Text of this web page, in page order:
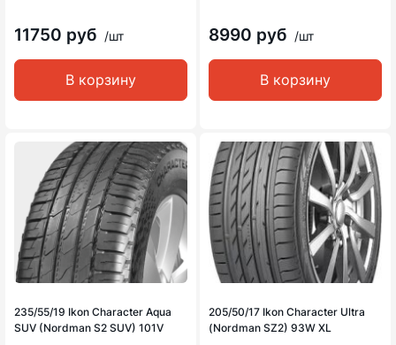
11750 руб /шт
В корзину
8990 руб /шт
В корзину
235/55/19 Ikon Character Aqua
SUV (Nordman S2 SUV) 101V
205/50/17 Ikon Character Ultra
(Nordman SZ2) 93W XL